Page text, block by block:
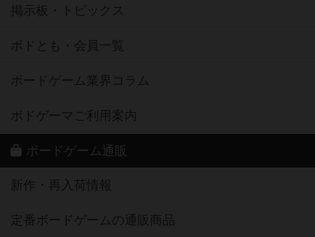
掲示板・トピックス
ボドとも・会員一覧
ボードゲーム業界コラム
ボドゲーマご利用案内
ボードゲーム通販
新作・再入荷情報
定番ボードゲームの通販商品